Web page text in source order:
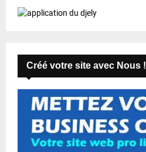
Créé votre site avec Nous !